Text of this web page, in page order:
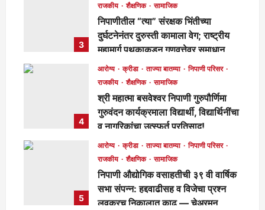
3
राजकीय
शैक्षणिक सामाजिक
निपाणीतील “त्या” संरक्षक भिंतीच्या
दुर्घटनेनंतर दुरुस्ती कामाला वेग; राष्ट्रीय
महामार्ग पथकाकडून गुणवत्तेवर समाधान,
लवकरच काम पूर्ण होणार!
मुख्य संपादक 2 days ago
4
आरोग्य क्रीडा ताज्या बातम्या
निपाणी परिसर
राजकीय
शैक्षणिक सामाजिक
श्री महात्मा बसवेश्वर निपाणी गुरुपौर्णिमा
गुरुवंदन कार्यक्रमाला विद्यार्थी, विद्यार्थिनींचा
व नागरिकांचा उत्स्फूर्त प्रतिसाद!
मुख्य संपादक 5 days ago 131
5
आरोग्य क्रीडा ताज्या बातम्या
निपाणी परिसर
राजकीय
शैक्षणिक सामाजिक
निपाणी औद्योगिक वसाहतीची ३९ वी वार्षिक
सभा संपन्न: हद्दवाढीसह व विजेचा प्रश्न
लवकरच निकालात काढू — चेअरमन